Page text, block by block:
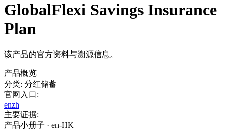
GlobalFlexi Savings Insurance
Plan
该产品的官方资料与溯源信息。
产品概览
分类: 分红储蓄
官网入口:
enzh
主要证据:
产品小册子 · en-HK